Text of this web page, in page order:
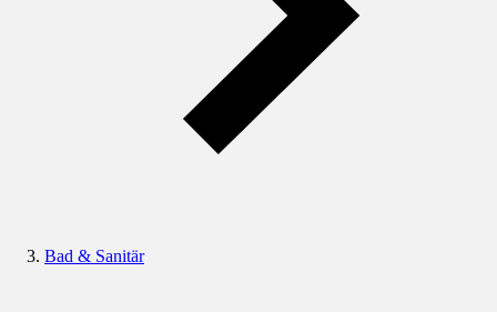
Bad & Sanitär